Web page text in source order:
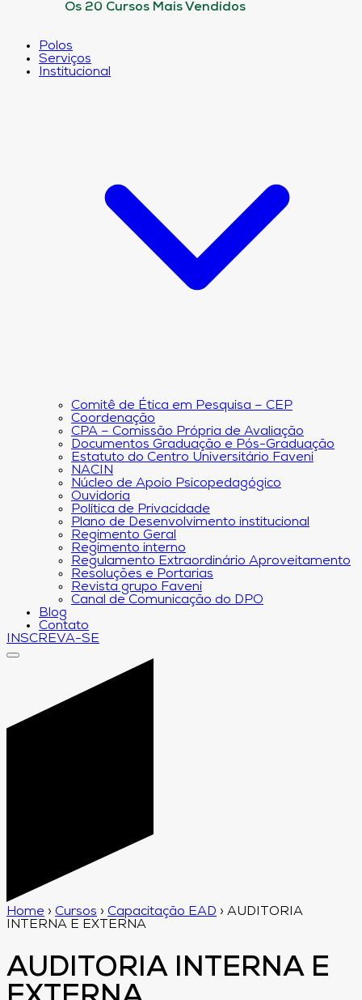
Os 20 Cursos Mais Vendidos
Polos
Serviços
Institucional
Comitê de Ética em Pesquisa – CEP
Coordenação
CPA – Comissão Própria de Avaliação
Documentos Graduação e Pós-Graduação
Estatuto do Centro Universitário Faveni
NACIN
Núcleo de Apoio Psicopedagógico
Ouvidoria
Política de Privacidade
Plano de Desenvolvimento institucional
Regimento Geral
Regimento interno
Regulamento Extraordinário Aproveitamento
Resoluções e Portarias
Revista grupo Faveni
Canal de Comunicação do DPO
Blog
Contato
INSCREVA-SE
Home › Cursos › Capacitação EAD › AUDITORIA
INTERNA E EXTERNA
AUDITORIA INTERNA E